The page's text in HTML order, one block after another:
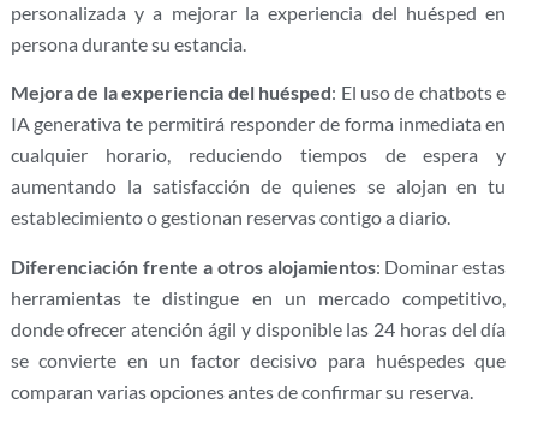
personalizada y a mejorar la experiencia del huésped en
persona durante su estancia.
Mejora de la experiencia del huésped: El uso de chatbots e
IA generativa te permitirá responder de forma inmediata en
cualquier horario, reduciendo tiempos de espera y
aumentando la satisfacción de quienes se alojan en tu
establecimiento o gestionan reservas contigo a diario.
Diferenciación frente a otros alojamientos: Dominar estas
herramientas te distingue en un mercado competitivo,
donde ofrecer atención ágil y disponible las 24 horas del día
se convierte en un factor decisivo para huéspedes que
comparan varias opciones antes de confirmar su reserva.